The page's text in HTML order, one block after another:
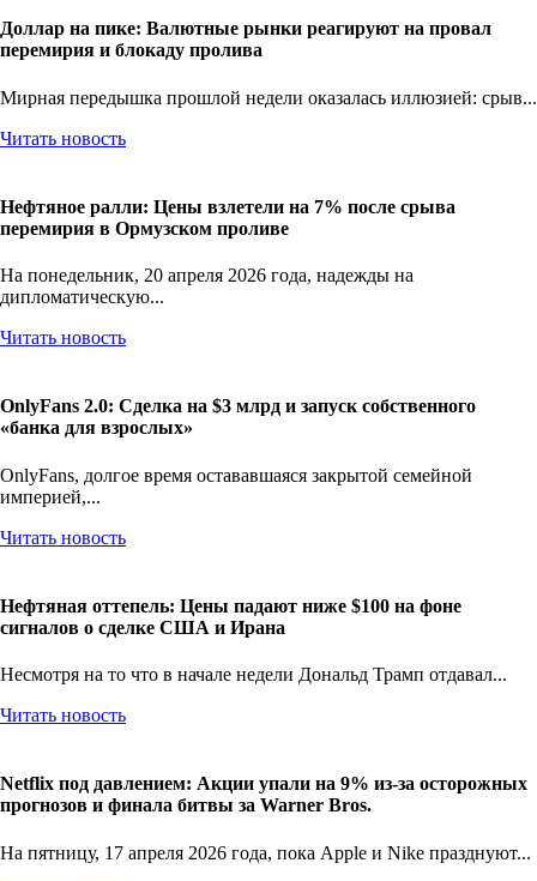
Доллар на пике: Валютные рынки реагируют на провал
перемирия и блокаду пролива
Мирная передышка прошлой недели оказалась иллюзией: срыв...
Читать новость
Нефтяное ралли: Цены взлетели на 7% после срыва
перемирия в Ормузском проливе
На понедельник, 20 апреля 2026 года, надежды на
дипломатическую...
Читать новость
OnlyFans 2.0: Сделка на $3 млрд и запуск собственного
«банка для взрослых»
OnlyFans, долгое время остававшаяся закрытой семейной
империей,...
Читать новость
Нефтяная оттепель: Цены падают ниже $100 на фоне
сигналов о сделке США и Ирана
Несмотря на то что в начале недели Дональд Трамп отдавал...
Читать новость
Netflix под давлением: Акции упали на 9% из-за осторожных
прогнозов и финала битвы за Warner Bros.
На пятницу, 17 апреля 2026 года, пока Apple и Nike празднуют...